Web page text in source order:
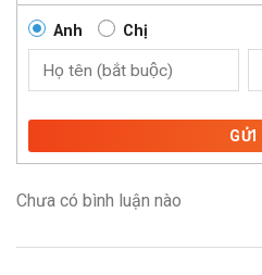
Anh Chị
GỬI
Chưa có bình luận nào